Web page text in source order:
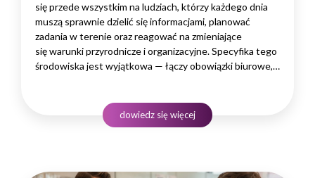
się przede wszystkim na ludziach, którzy każdego dnia
muszą sprawnie dzielić się informacjami, planować
zadania w terenie oraz reagować na zmieniające
się warunki przyrodnicze i organizacyjne. Specyfika tego
środowiska jest wyjątkowa — łączy obowiązki biurowe,
podejmowania decyzji. W takim środowisku
to nie pojedyncze kompetencje, lecz dobrze…
dowiedz się więcej